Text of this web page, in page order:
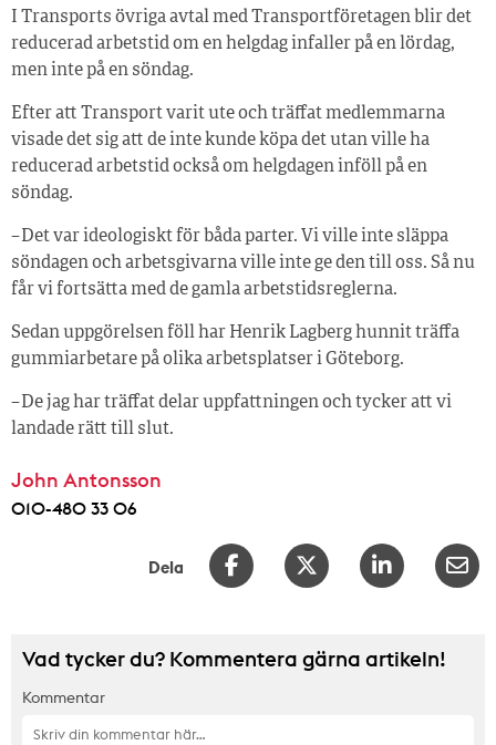
I Transports övriga avtal med Transportföretagen blir det
reducerad arbetstid om en helgdag infaller på en lördag,
men inte på en söndag.
Efter att Transport varit ute och träffat medlemmarna
visade det sig att de inte kunde köpa det utan ville ha
reducerad arbetstid också om helgdagen inföll på en
söndag.
– Det var ideologiskt för båda parter. Vi ville inte släppa
söndagen och arbetsgivarna ville inte ge den till oss. Så nu
får vi fortsätta med de gamla arbetstidsreglerna.
Sedan uppgörelsen föll har Henrik Lagberg hunnit träffa
gummiarbetare på olika arbetsplatser i Göteborg.
– De jag har träffat delar uppfattningen och tycker att vi
landade rätt till slut.
John Antonsson
010-480 33 06
Dela
Vad tycker du? Kommentera gärna artikeln!
Kommentar